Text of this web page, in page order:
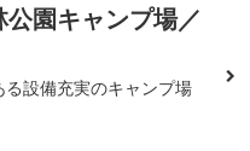
園キャンプ場／
る設備充実のキャンプ場